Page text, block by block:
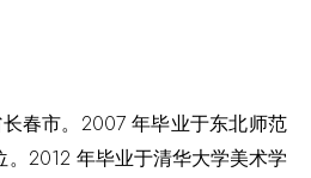
春市。2007 年毕业于东北师范
2012 年毕业于清华大学美术学